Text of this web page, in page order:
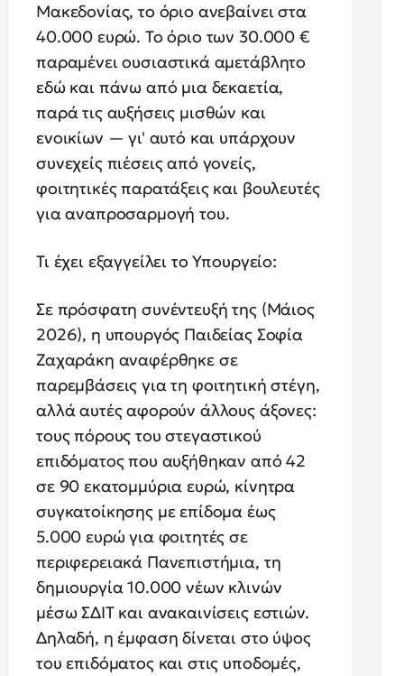
Μακεδονίας, το όριο ανεβαίνει στα
40.000 ευρώ. Το όριο των 30.000 €
παραμένει ουσιαστικά αμετάβλητο
εδώ και πάνω από μια δεκαετία,
παρά τις αυξήσεις μισθών και
ενοικίων — γι' αυτό και υπάρχουν
συνεχείς πιέσεις από γονείς,
φοιτητικές παρατάξεις και βουλευτές
για αναπροσαρμογή του.
Τι έχει εξαγγείλει το Υπουργείο:
Σε πρόσφατη συνέντευξή της (Μάιος
2026), η υπουργός Παιδείας Σοφία
Ζαχαράκη αναφέρθηκε σε
παρεμβάσεις για τη φοιτητική στέγη,
αλλά αυτές αφορούν άλλους άξονες:
τους πόρους του στεγαστικού
επιδόματος που αυξήθηκαν από 42
σε 90 εκατομμύρια ευρώ, κίνητρα
συγκατοίκησης με επίδομα έως
5.000 ευρώ για φοιτητές σε
περιφερειακά Πανεπιστήμια, τη
δημιουργία 10.000 νέων κλινών
μέσω ΣΔΙΤ και ανακαινίσεις εστιών.
Δηλαδή, η έμφαση δίνεται στο ύψος
του επιδόματος και στις υποδομές,